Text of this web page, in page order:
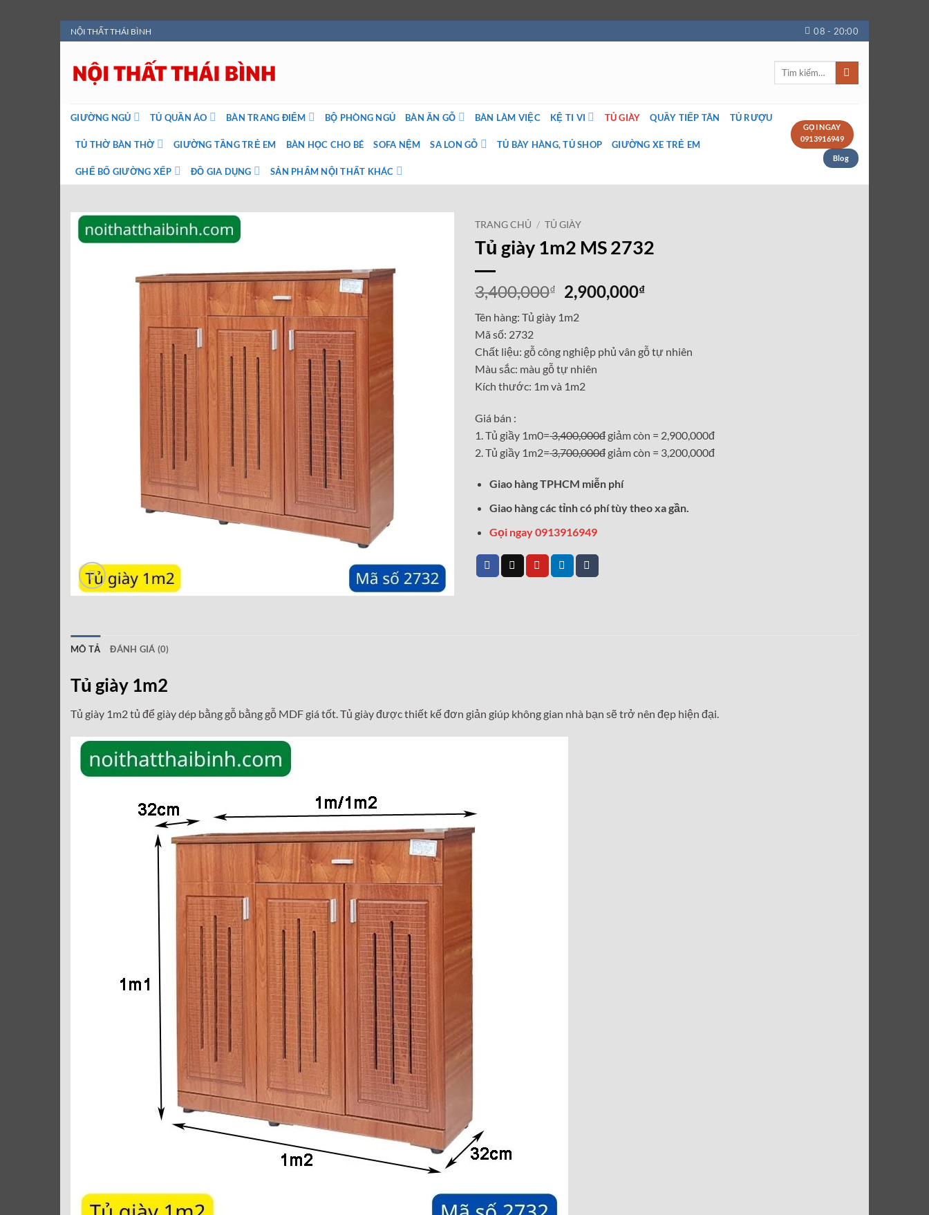
Bỏ
qua
nội
dung
NỘI THẤT THÁI BÌNH 08 - 20:00
Tìm
GIƯỜNG NGỦ TỦ QUẦN ÁO BÀN TRANG ĐIỂM BỘ PHÒNG NGỦ BÀN ĂN GỖ BÀN LÀM VIỆC KỆ TI VI TỦ GIÀY QUẦY TIẾP TÂN TỦ RƯỢU
TỦ THỜ BÀN THỜ GIƯỜNG TẦNG TRẺ EM BÀN HỌC CHO BÉ SOFA NỆM SA LON GỖ TỦ BÀY HÀNG, TỦ SHOP GIƯỜNG XE TRẺ EM
GHẾ BỐ GIƯỜNG XẾP ĐỒ GIA DỤNG SẢN PHẨM NỘI THẤT KHÁC
GỌI NGAY
0913916949
Blog
TRANG CHỦ / TỦ GIÀY
Tủ giày 1m2 MS 2732
3,400,000₫
Giá
gốc
là:
2,900,000₫Giá
2,900,000₫.
Tên hàng: Tủ giày 1m2
Mã số: 2732
Chất liệu: gỗ công nghiệp phủ vân gỗ tự nhiên
Màu sắc: màu gỗ tự nhiên
Kích thước: 1m và 1m2
Giá bán :
1. Tủ giầy 1m0=3,400,000đ giảm còn = 2,900,000đ
2. Tủ giầy 1m2=3,700,000đ giảm còn = 3,200,000đ
Giao hàng TPHCM miễn phí
Giao hàng các tỉnh có phí tùy theo xa gần.
Gọi ngay 0913916949
MÔ TẢ ĐÁNH GIÁ (0)
Tủ giày 1m2
Tủ giày 1m2 tủ để giày dép bằng gỗ bằng gỗ MDF giá tốt. Tủ giày được thiết kế đơn giản giúp không gian nhà bạn sẽ trở nên đẹp hiện đại.